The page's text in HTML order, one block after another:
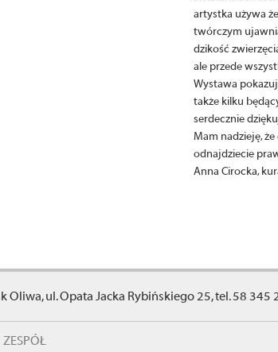
artystka używa
twórczym
dzikość
ale przede
Wystawa
także kilku
serdecznie
Mam nadzieję,
odnajdziecie
Anna Cirocka,
Oliwa, ul. Opata Jacka Rybińskiego 25, tel. 58 345
ZESPÓŁ